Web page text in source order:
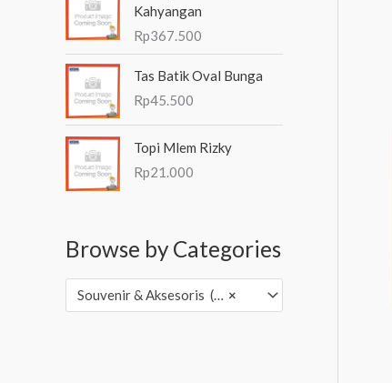
Kahyangan
Rp367.500
Tas Batik Oval Bunga
Rp45.500
Topi Mlem Rizky
Rp21.000
Browse by Categories
×
Souvenir & Aksesoris (3,502)